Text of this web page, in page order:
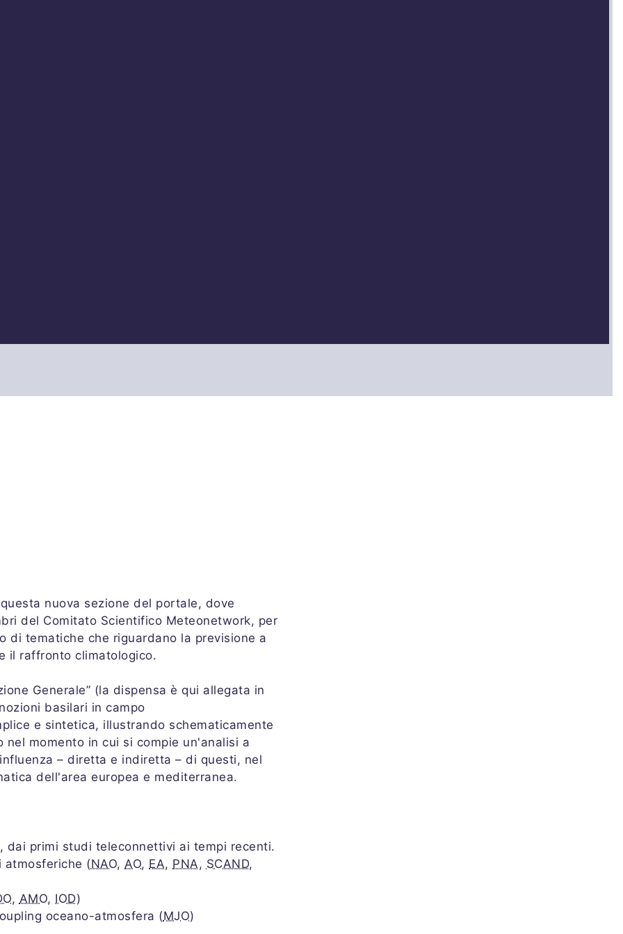
nuova sezione del portale, dove
del Comitato Scientifico Meteonetwork, per
di tematiche che riguardano la previsione a
il raffronto climatologico.
Generale” (la dispensa è qui allegata in
basilari in campo
e sintetica, illustrando schematicamente
momento in cui si compie un'analisi a
– diretta e indiretta – di questi, nel
dell'area europea e mediterranea.
primi studi teleconnettivi ai tempi recenti.
atmosferiche (NAO, AO, EA, PNA , SCAND,
, AMO, IOD)
oceano-atmosfera (MJO)